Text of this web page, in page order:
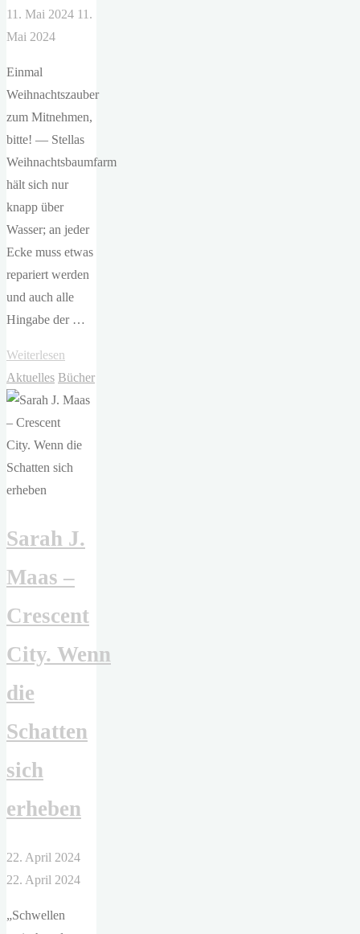
11. Mai 2024 11.
Mai 2024
Einmal
Weihnachtszauber
zum Mitnehmen,
bitte! — Stellas
Weihnachtsbaumfarm
hält sich nur
knapp über
Wasser; an jeder
Ecke muss etwas
repariert werden
und auch alle
Hingabe der …
Weiterlesen
K.
Borison
Lovelight
Farms
Aktuelles Bücher
Sarah J.
Maas –
Crescent
City. Wenn
die
Schatten
sich
erheben
22. April 2024
22. April 2024
„Schwellen